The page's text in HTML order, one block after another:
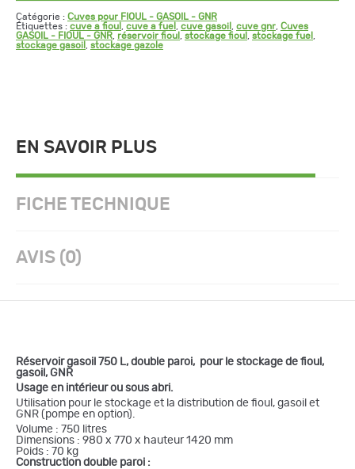
Catégorie : Cuves pour FIOUL - GASOIL - GNR
Étiquettes : cuve a fioul cuve a fuel cuve gasoil cuve gnr Cuves
GASOIL - FIOUL - GNR réservoir fioul stockage fioul stockage fuel
stockage gasoil
stockage gazole
EN SAVOIR PLUS
FICHE TECHNIQUE
AVIS (0)
Réservoir gasoil 750 L, double paroi, pour le stockage de fioul,
gasoil, GNR
Usage en intérieur ou sous abri.
Utilisation pour le stockage et la distribution de fioul, gasoil et
GNR (pompe en option).
Volume : 750 litres
Dimensions : 980 x 770 x hauteur 1420 mm
Poids : 70 kg
Construction double paroi :